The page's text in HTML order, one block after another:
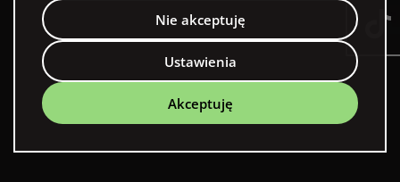
Akceptuję
Nie akceptuję
Ustawienia